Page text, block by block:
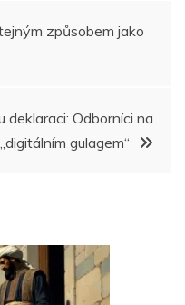
m
způsobem jako
deklaraci: Odborníci na
gulagem“